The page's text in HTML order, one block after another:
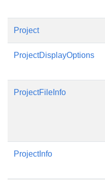
Project
ProjectDisplayOptions
ProjectFileInfo
ProjectInfo